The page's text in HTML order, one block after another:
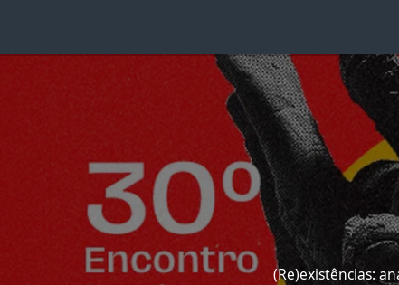
(Re)existências: